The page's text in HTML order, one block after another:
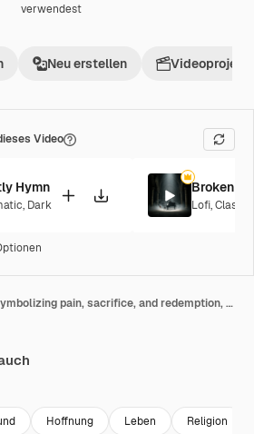
verwendest
Neu erstellen Videoprojekt
Video
Hymn
, Dark
Broken
Lofi,
Crown of thorns symbolizing pain, sacrifice, and redemption, casting a poignant shadow on a dark background, evoking themes of suffering, resilience, and spiritual significance
Hoffnung Leben Religion